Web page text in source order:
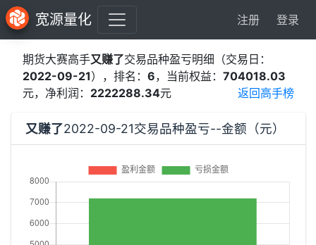
宽源量化 注册 登录
期货大赛高手又赚了交易品种盈亏明细（交易日：
2022-09-21），排名： 6，当前权益： 704018.03
元，净利润： 2222288.34元 返回高手榜
又赚了2022-09-21交易品种盈亏--金额（元）